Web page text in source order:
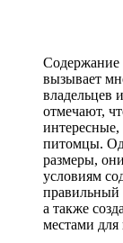
Содержание
вызывает
владельцев
отмечают,
питомцы.
размеры,
условиям
правильный
а также
местами для